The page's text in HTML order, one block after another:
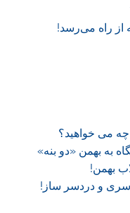
از راه می‌رسد!
چه می خواهید؟
به بهمن «دو بنه»
بهمن!
سری و دردسر ساز!